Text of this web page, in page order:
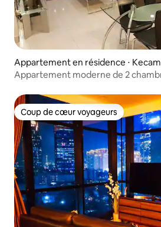
Appartement en résidence ⋅
ah Abang
Appartement moderne de 2
Coup de cœur voyageurs
Coup de cœur voyageurs